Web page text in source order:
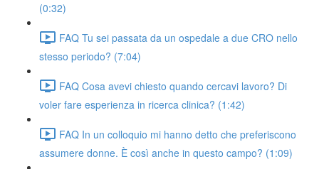
(0:32)
FAQ Tu sei passata da un ospedale a due CRO nello
stesso periodo? (7:04)
FAQ Cosa avevi chiesto quando cercavi lavoro? Di
voler fare esperienza in ricerca clinica? (1:42)
FAQ In un colloquio mi hanno detto che preferiscono
assumere donne. È così anche in questo campo? (1:09)